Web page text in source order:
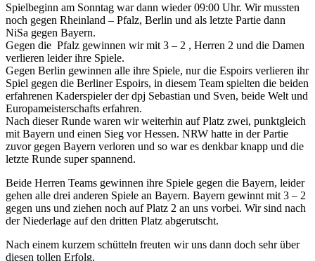
Spielbeginn am Sonntag war dann wieder 09:00 Uhr. Wir mussten
noch gegen Rheinland – Pfalz, Berlin und als letzte Partie dann
NiSa gegen Bayern.
Gegen die Pfalz gewinnen wir mit 3 – 2 , Herren 2 und die Damen
verlieren leider ihre Spiele.
Gegen Berlin gewinnen alle ihre Spiele, nur die Espoirs verlieren ihr
Spiel gegen die Berliner Espoirs, in diesem Team spielten die beiden
erfahrenen Kaderspieler der dpj Sebastian und Sven, beide Welt und
Europameisterschafts erfahren.
Nach dieser Runde waren wir weiterhin auf Platz zwei, punktgleich
mit Bayern und einen Sieg vor Hessen. NRW hatte in der Partie
zuvor gegen Bayern verloren und so war es denkbar knapp und die
letzte Runde super spannend.
Beide Herren Teams gewinnen ihre Spiele gegen die Bayern, leider
gehen alle drei anderen Spiele an Bayern. Bayern gewinnt mit 3 – 2
gegen uns und ziehen noch auf Platz 2 an uns vorbei. Wir sind nach
der Niederlage auf den dritten Platz abgerutscht.
Nach einem kurzem schütteln freuten wir uns dann doch sehr über
diesen tollen Erfolg.